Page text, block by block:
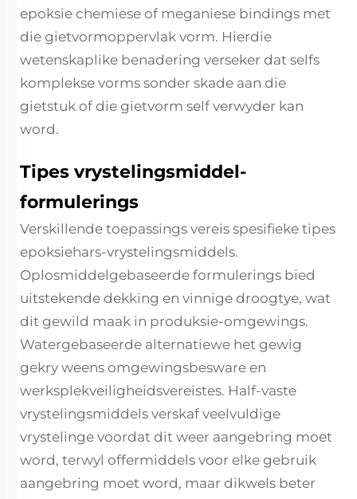
epoksie chemiese of meganiese bindings met
die gietvormoppervlak vorm. Hierdie
wetenskaplike benadering verseker dat selfs
komplekse vorms sonder skade aan die
gietstuk of die gietvorm self verwyder kan
word.
Tipes vrystelingsmiddel-
formulerings
Verskillende toepassings vereis spesifieke tipes
epoksiehars-vrystelingsmiddels.
Oplosmiddelgebaseerde formulerings bied
uitstekende dekking en vinnige droogtye, wat
dit gewild maak in produksie-omgewings.
Watergebaseerde alternatiewe het gewig
gekry weens omgewingsbesware en
werksplekveiligheidsvereistes. Half-vaste
vrystelingsmiddels verskaf veelvuldige
vrystelinge voordat dit weer aangebring moet
word, terwyl offermiddels voor elke gebruik
aangebring moet word, maar dikwels beter